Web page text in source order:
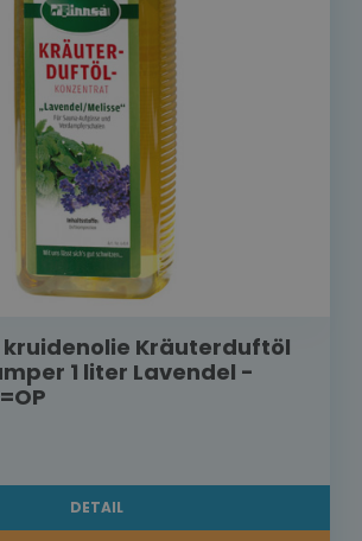
kruidenolie Kräuterduftöl
1 liter Lavendel -
DETAIL